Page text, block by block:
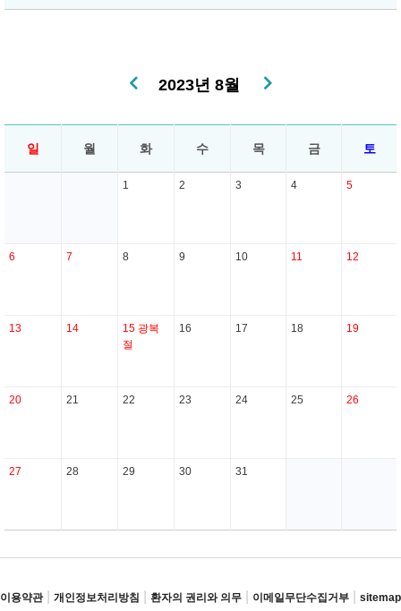
2023년 8월
일 월 화 수 목 금 토
1 2 3 4 5
6 7 8 9 10 11 12
13 14 15 광복
절
16 17 18 19
20 21 22 23 24 25 26
27 28 29 30 31
이용약관 개인정보처리방침 환자의 권리와 의무 이메일무단수집거부 sitemap